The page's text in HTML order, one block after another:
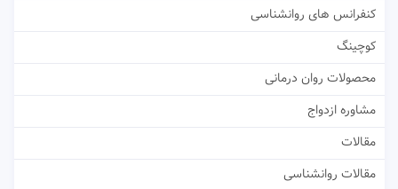
کنفرانس های روانشناسی
کوچینگ
محصولات روان درمانی
مشاوره ازدواج
مقالات
مقالات روانشناسی